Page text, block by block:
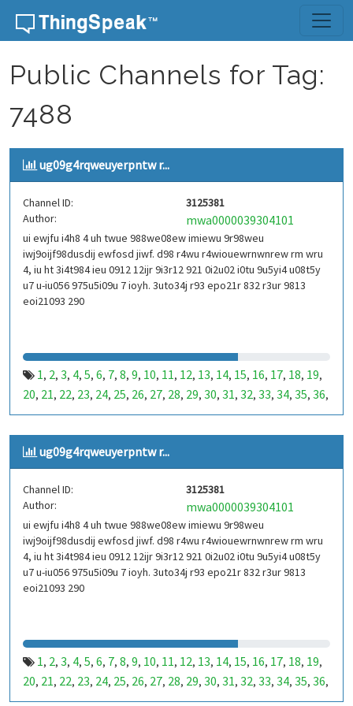
Skip to content
Public Channels for Tag:
7488
ug09g4rqweuyerpntw r...
Channel ID:
3125381
Author:
mwa0000039304101
ui ewjfu i4h8 4 uh twue 988we08ew imiewu 9r98weu
iwj9oijf98dusdij ewfosd jiwf. d98 r4wu r4wiouewrnwnrew rm wru
4, iu ht 3i4t984 ieu 0912 12ijr 9i3r12 921 0i2u02 i0tu 9u5yi4 u08t5y
u7 u-iu056 975u5i09u 7 ioyh. 3uto34j r93 epo21r 832 r3ur 9813
eoi21093 290
1, 2, 3, 4, 5, 6, 7, 8, 9, 10, 11, 12, 13, 14, 15, 16, 17, 18, 19,
20, 21, 22, 23, 24, 25, 26, 27, 28, 29, 30, 31, 32, 33, 34, 35, 36,
37,38,39,40,41,42,43,44,45,46,47,48,49,50,51,52,53,
99,100,101,102,103,104,105,106,107,108,109,110,
111,112,113,114,115,116,
123,124,125,126,127,128,129,130,131,132,133,134,
135,136,137 141,142,143
147,148 153,154,155,156,157,158
159,160,161,162,163,164,165 ,166,167,168,
171 ,172,173 ,174,175,176,177,178,179 ,180,181 ,182,
183,184,185,186, 187,188,189 ,190,191,192,193,194
195,196 ,197
231,232,233,234,235,236,237,238,239,
243, 244, 245, 246, 247,248,249,250 ,251,252, 253 ,254,
255 ,256,257, 258,259,260,261,262,263 ,264,265 , 266
ug09g4rqweuyerpntw r...
Channel ID:
3125381
Author:
mwa0000039304101
ui ewjfu i4h8 4 uh twue 988we08ew imiewu 9r98weu
iwj9oijf98dusdij ewfosd jiwf. d98 r4wu r4wiouewrnwnrew rm wru
4, iu ht 3i4t984 ieu 0912 12ijr 9i3r12 921 0i2u02 i0tu 9u5yi4 u08t5y
u7 u-iu056 975u5i09u 7 ioyh. 3uto34j r93 epo21r 832 r3ur 9813
eoi21093 290
1, 2, 3, 4, 5, 6, 7, 8, 9, 10, 11, 12, 13, 14, 15, 16, 17, 18, 19,
20, 21, 22, 23, 24, 25, 26, 27, 28, 29, 30, 31, 32, 33, 34, 35, 36,
37,38,39,40,41,42,43,44,45,46,47,48,49,50,51,52,53,